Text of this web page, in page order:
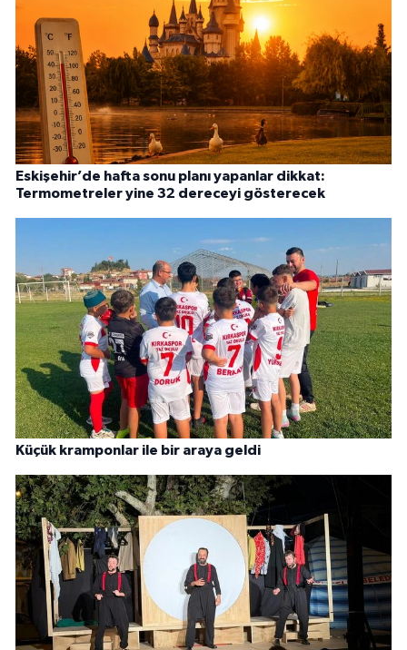
Eskişehir’de hafta sonu planı yapanlar dikkat:
Termometreler yine 32 dereceyi gösterecek
Küçük kramponlar ile bir araya geldi